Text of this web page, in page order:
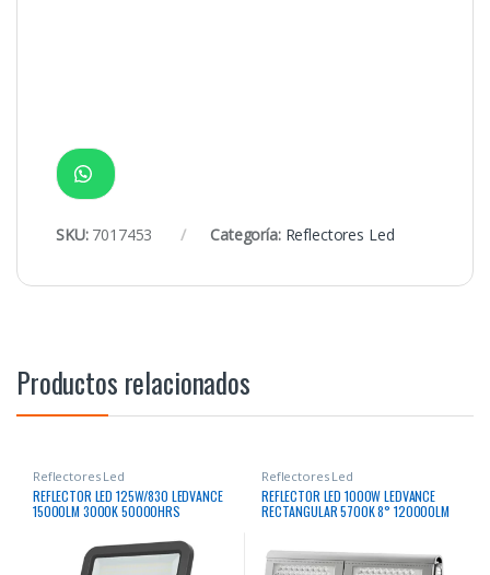
SKU: 7017453 Categoría: Reflectores Led
Productos relacionados
Reflectores Led
REFLECTOR LED 125W/830 LEDVANCE
15000LM 3000K 50000HRS
Reflectores Led
REFLECTOR LED 1000W LEDVANCE
RECTANGULAR 5700K 8° 120000LM